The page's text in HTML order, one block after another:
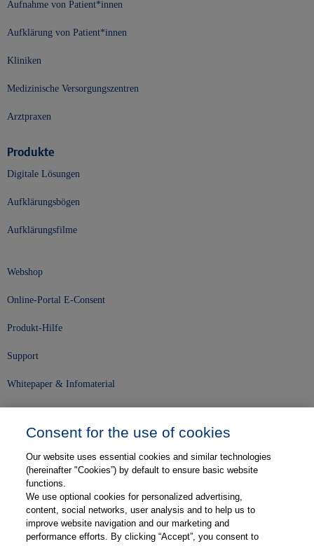
Aufnahme von Patient*innen
Aufklärung von Patient*innen
Kliniken
Medizinische Versorgungszentren
Arztpraxen
Produkte
Digitale Lösungen
Aufklärungsbögen
Aufklärungsfilme
Webshop
Online-Portal E-Consent
Produkt-Hilfe
Support
Whitepaper & Infomaterial
Karriere
Kontakt
Web-Semniare
Consent for the use of cookies
Our website uses essential cookies and similar technologies
(hereinafter "Cookies”) by default to ensure basic website
functions.
We use optional cookies for personalized advertising,
content, social networks, user analysis and to help us to
improve website navigation and our marketing and
performance efforts. By clicking “Accept”, you consent to